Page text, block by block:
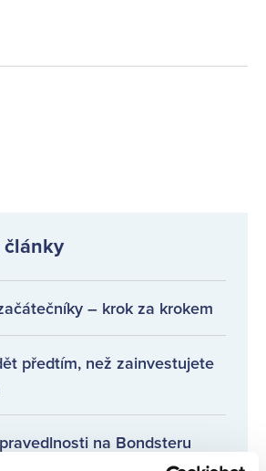
– krok za krokem
předtím, než zainvestujete
na Bondsteru